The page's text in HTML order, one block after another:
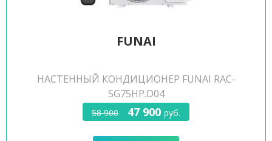
FUNAI
НАСТЕННЫЙ КОНДИЦИОНЕР FUNAI RAC-
SG75HP.D04
58 900 47 900 руб.